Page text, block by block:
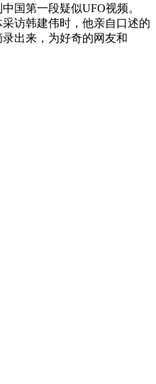
国第一段疑似UFO视频。
访韩建伟时，他亲自口述的
出来，为好奇的网友和